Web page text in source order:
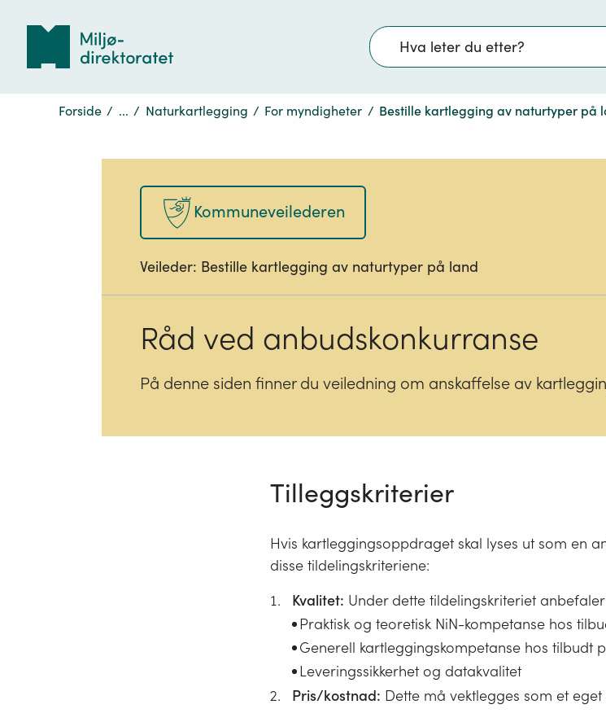
Søk
Forside / ... / Naturkartlegging / For myndigheter / Bestille kartlegging av naturtyper på
Kommuneveilederen
Veileder: Bestille kartlegging av naturtyper på land
Råd ved anbudskonkurranse
På denne siden finner du veiledning om anskaffelse av
Tilleggskriterier
Hvis kartleggingsoppdraget skal lyses ut som en
disse tildelingskriteriene:
Kvalitet: Under dette tildelingskriteriet
Praktisk og teoretisk NiN-kompetanse hos
Generell kartleggingskompetanse hos tilbudt
Leveringssikkerhet og datakvalitet
Pris/kostnad: Dette må vektlegges som et eget